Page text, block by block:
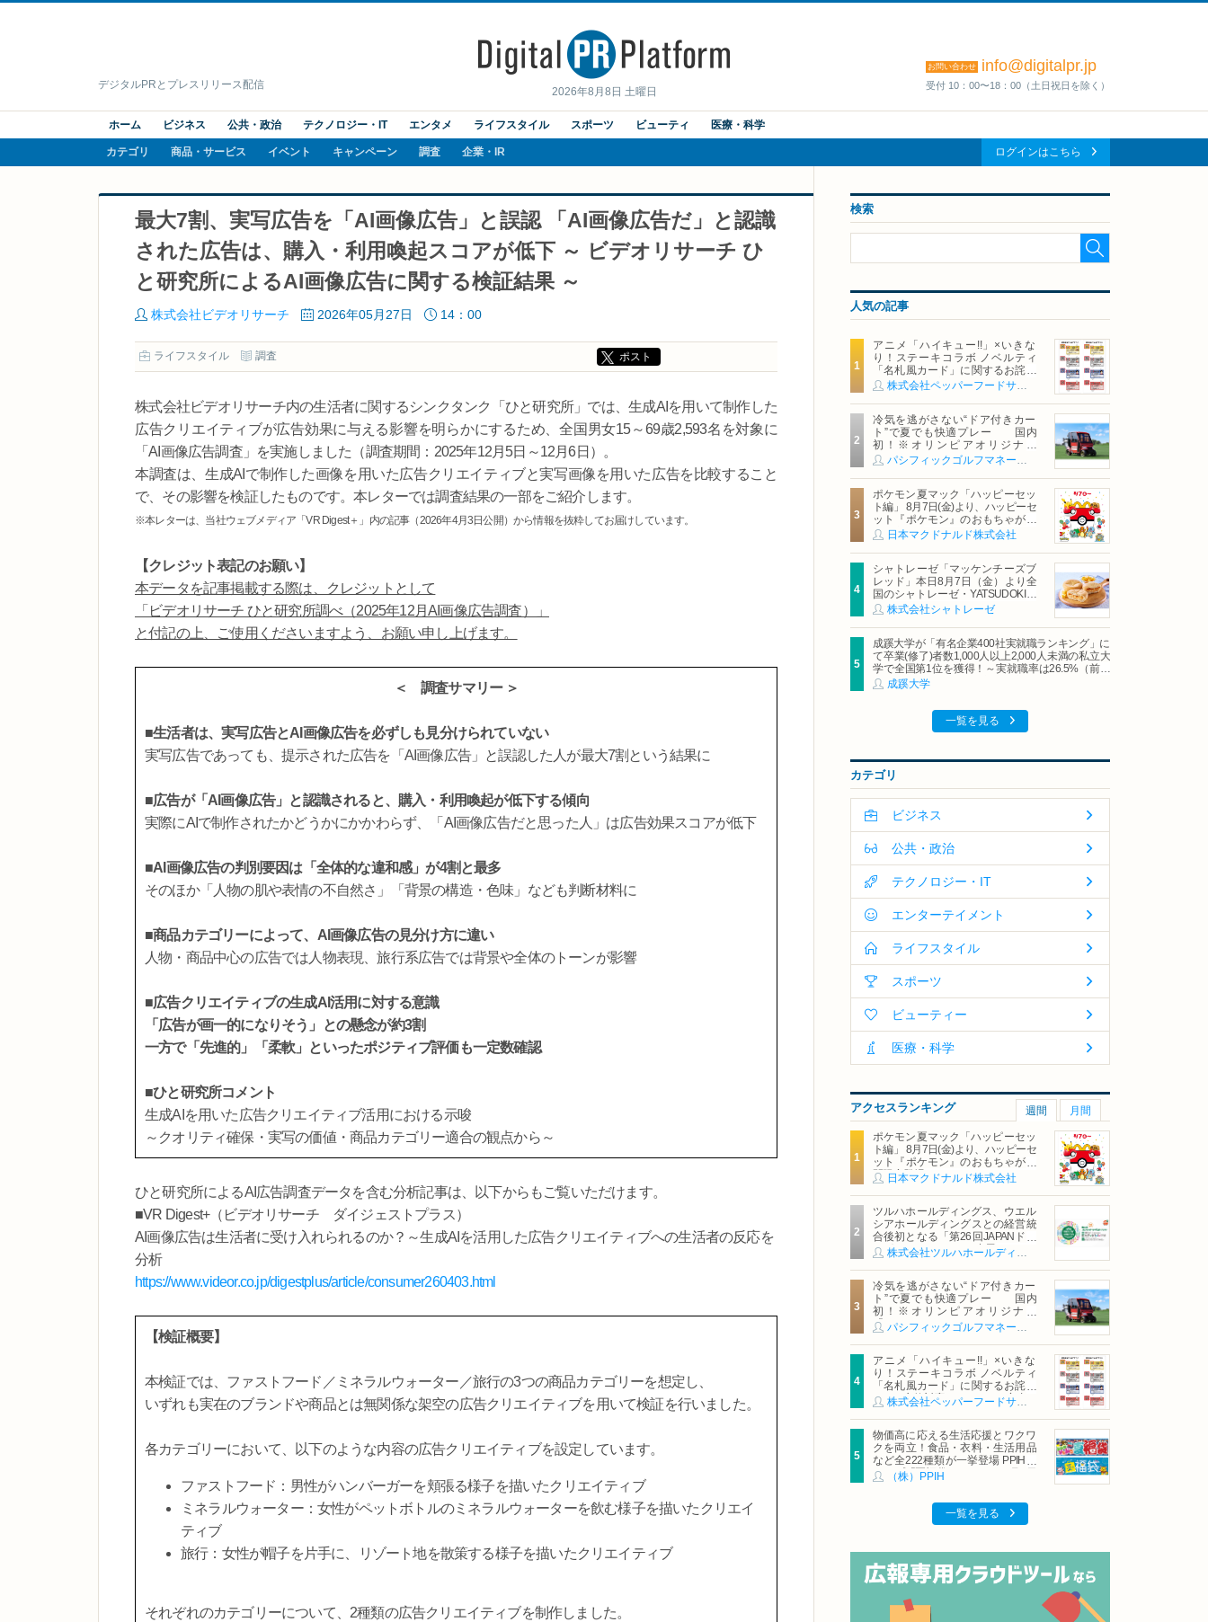
2026年8月8日 土曜日
デジタルPRとプレスリリース配信
お問い合わせ info@digitalpr.jp
受付 10：00〜18：00（土日祝日を除く）
ホーム ビジネス 公共・政治 テクノロジー・IT エンタメ ライフスタイル スポーツ ビューティ 医療・科学
カテゴリ 商品・サービス イベント キャンペーン 調査 企業・IR ログインはこちら
最大7割、実写広告を「AI画像広告」と誤認 「AI画像広告だ」と認識
された広告は、購入・利用喚起スコアが低下 ～ ビデオリサーチ ひ
と研究所によるAI画像広告に関する検証結果 ～
株式会社ビデオリサーチ 2026年05月27日 14：00
ライフスタイル 調査 ポスト
株式会社ビデオリサーチ内の生活者に関するシンクタンク「ひと研究所」では、生成AIを用いて制作した
広告クリエイティブが広告効果に与える影響を明らかにするため、全国男女15～69歳2,593名を対象に
「AI画像広告調査」を実施しました（調査期間：2025年12月5日～12月6日）。
本調査は、生成AIで制作した画像を用いた広告クリエイティブと実写画像を用いた広告を比較すること
で、その影響を検証したものです。本レターでは調査結果の一部をご紹介します。
※本レターは、当社ウェブメディア「VR Digest＋」内の記事（2026年4月3日公開）から情報を抜粋してお届けしています。
【クレジット表記のお願い】
本データを記事掲載する際は、クレジットとして
「ビデオリサーチ ひと研究所調べ（2025年12月AI画像広告調査）」
と付記の上、ご使用くださいますよう、お願い申し上げます。
＜ 調査サマリー ＞
■生活者は、実写広告とAI画像広告を必ずしも見分けられていない
実写広告であっても、提示された広告を「AI画像広告」と誤認した人が最大7割という結果に
■広告が「AI画像広告」と認識されると、購入・利用喚起が低下する傾向
実際にAIで制作されたかどうかにかかわらず、「AI画像広告だと思った人」は広告効果スコアが低下
■AI画像広告の判別要因は「全体的な違和感」が4割と最多
そのほか「人物の肌や表情の不自然さ」「背景の構造・色味」なども判断材料に
■商品カテゴリーによって、AI画像広告の見分け方に違い
人物・商品中心の広告では人物表現、旅行系広告では背景や全体のトーンが影響
■広告クリエイティブの生成AI活用に対する意識
「広告が画一的になりそう」との懸念が約3割
一方で「先進的」「柔軟」といったポジティブ評価も一定数確認
■ひと研究所コメント
生成AIを用いた広告クリエイティブ活用における示唆
～クオリティ確保・実写の価値・商品カテゴリー適合の観点から～
ひと研究所によるAI広告調査データを含む分析記事は、以下からもご覧いただけます。
■VR Digest+（ビデオリサーチ ダイジェストプラス）
AI画像広告は生活者に受け入れられるのか？～生成AIを活用した広告クリエイティブへの生活者の反応を
分析
https://www.videor.co.jp/digestplus/article/consumer260403.html
【検証概要】
本検証では、ファストフード／ミネラルウォーター／旅行の3つの商品カテゴリーを想定し、
いずれも実在のブランドや商品とは無関係な架空の広告クリエイティブを用いて検証を行いました。
各カテゴリーにおいて、以下のような内容の広告クリエイティブを設定しています。
ファストフード：男性がハンバーガーを頬張る様子を描いたクリエイティブ
ミネラルウォーター：女性がペットボトルのミネラルウォーターを飲む様子を描いたクリエイ
ティブ
旅行：女性が帽子を片手に、リゾート地を散策する様子を描いたクリエイティブ
それぞれのカテゴリーについて、2種類の広告クリエイティブを制作しました。
検索
人気の記事
アニメ「ハイキュー!!」×いきな
り！ステーキコラボ ノベルティ
「名札風カード」に関するお詫び
および交換対応についてのご案内
冷気を逃がさない“ドア付きカー
ト”で夏でも快適プレー 国内
初！※オリンピアオリジナル
「AirCon Cart（エアコンカー
ト）」導入 | ＰＧＭ
ポケモン夏マック「ハッピーセッ
ト編」 8月7日(金)より、ハッピーセ
ット『ポケモン』のおもちゃが期
間限定登場
日本マクドナルド株式会社
シャトレーゼ「マッケンチーズブ
レッド」本日8月7日（金）より全
国のシャトレーゼ・YATSUDOKIで
発売株式会社シャトレーゼ
成蹊大学が「有名企業400社実就職ランキング」に
て卒業(修了)者数1,000人以上2,000人未満の私立大
学で全国第1位を獲得！～実就職率は26.5%（前年
比＋4.3pt）に伸長、東京の私立大学でも10位にラ
ンクイン～
成蹊大学
一覧を見る
カテゴリ
ビジネス
公共・政治
テクノロジー・IT
エンターテイメント
ライフスタイル
スポーツ
ビューティー
医療・科学
アクセスランキング 週間 月間
ポケモン夏マック「ハッピーセッ
ト編」 8月7日(金)より、ハッピーセ
ット『ポケモン』のおもちゃが期
間限定登場
日本マクドナルド株式会社
ツルハホールディングス、ウエル
シアホールディングスとの経営統
合後初となる「第26回JAPANドラ
ッグストアショー」に出展
冷気を逃がさない“ドア付きカー
ト”で夏でも快適プレー 国内
初！※オリンピアオリジナル
「AirCon Cart（エアコンカー
ト）」導入 | ＰＧＭ
アニメ「ハイキュー!!」×いきな
り！ステーキコラボ ノベルティ
「名札風カード」に関するお詫び
および交換対応についてのご案内
物価高に応える生活応援とワクワ
クを両立！食品・衣料・生活用品
など全222種類が一挙登場 PPIHグ
ループ「夏福袋」＆セール 8月6日
(木)より順次スタート
（株）PPIH
一覧を見る